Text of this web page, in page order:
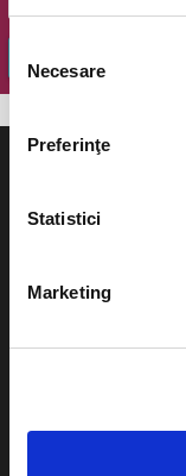
consimțământului
Necesare
Preferinţe
Statistici
Marketing
Concerte si